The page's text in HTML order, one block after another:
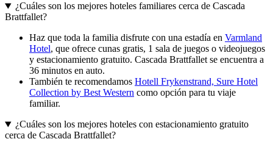
¿Cuáles son los mejores hoteles familiares cerca de Cascada
Brattfallet?
Haz que toda la familia disfrute con una estadía en Varmland
Hotel, que ofrece cunas gratis, 1 sala de juegos o videojuegos
y estacionamiento gratuito. Cascada Brattfallet se encuentra a
36 minutos en auto.
También te recomendamos Hotell Frykenstrand, Sure Hotel
Collection by Best Western como opción para tu viaje
familiar.
¿Cuáles son los mejores hoteles con estacionamiento gratuito
cerca de Cascada Brattfallet?